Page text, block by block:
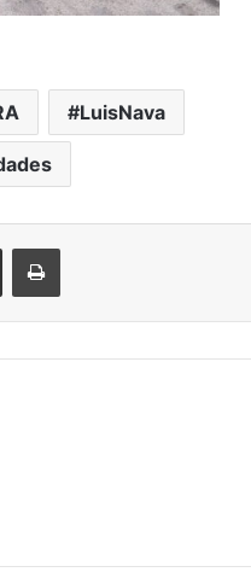
LuisNava
Share via Email Print